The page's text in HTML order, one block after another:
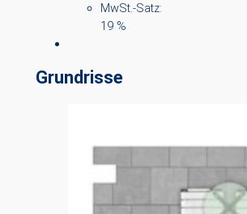
MwSt.-Satz:
19 %
Grundrisse